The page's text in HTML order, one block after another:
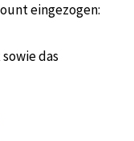
eingezogen:
das